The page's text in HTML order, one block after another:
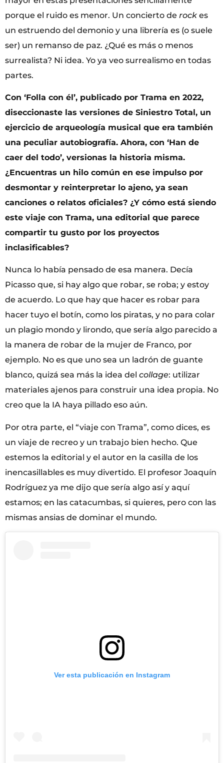
porque el ruido es menor. Un concierto de rock es
un estruendo del demonio y una librería es (o suele
ser) un remanso de paz. ¿Qué es más o menos
surrealista? Ni idea. Yo ya veo surrealismo en todas
partes.
Con ‘Folla con él’, publicado por Trama en 2022,
diseccionaste las versiones de Siniestro Total, un
ejercicio de arqueología musical que era también
una peculiar autobiografía. Ahora, con ‘Han de
caer del todo’, versionas la historia misma.
¿Encuentras un hilo común en ese impulso por
desmontar y reinterpretar lo ajeno, ya sean
canciones o relatos oficiales? ¿Y cómo está siendo
este viaje con Trama, una editorial que parece
compartir tu gusto por los proyectos
inclasificables?
Nunca lo había pensado de esa manera. Decía
Picasso que, si hay algo que robar, se roba; y estoy
de acuerdo. Lo que hay que hacer es robar para
hacer tuyo el botín, como los piratas, y no para colar
un plagio mondo y lirondo, que sería algo parecido a
la manera de robar de la mujer de Franco, por
ejemplo. No es que uno sea un ladrón de guante
blanco, quizá sea más la idea del collage: utilizar
materiales ajenos para construir una idea propia. No
creo que la IA haya pillado eso aún.
Por otra parte, el “viaje con Trama”, como dices, es
un viaje de recreo y un trabajo bien hecho. Que
estemos la editorial y el autor en la casilla de los
inencasillables es muy divertido. El profesor Joaquín
Rodríguez ya me dijo que sería algo así y aquí
estamos; en las catacumbas, si quieres, pero con las
mismas ansias de dominar el mundo.
Ver esta publicación en Instagram